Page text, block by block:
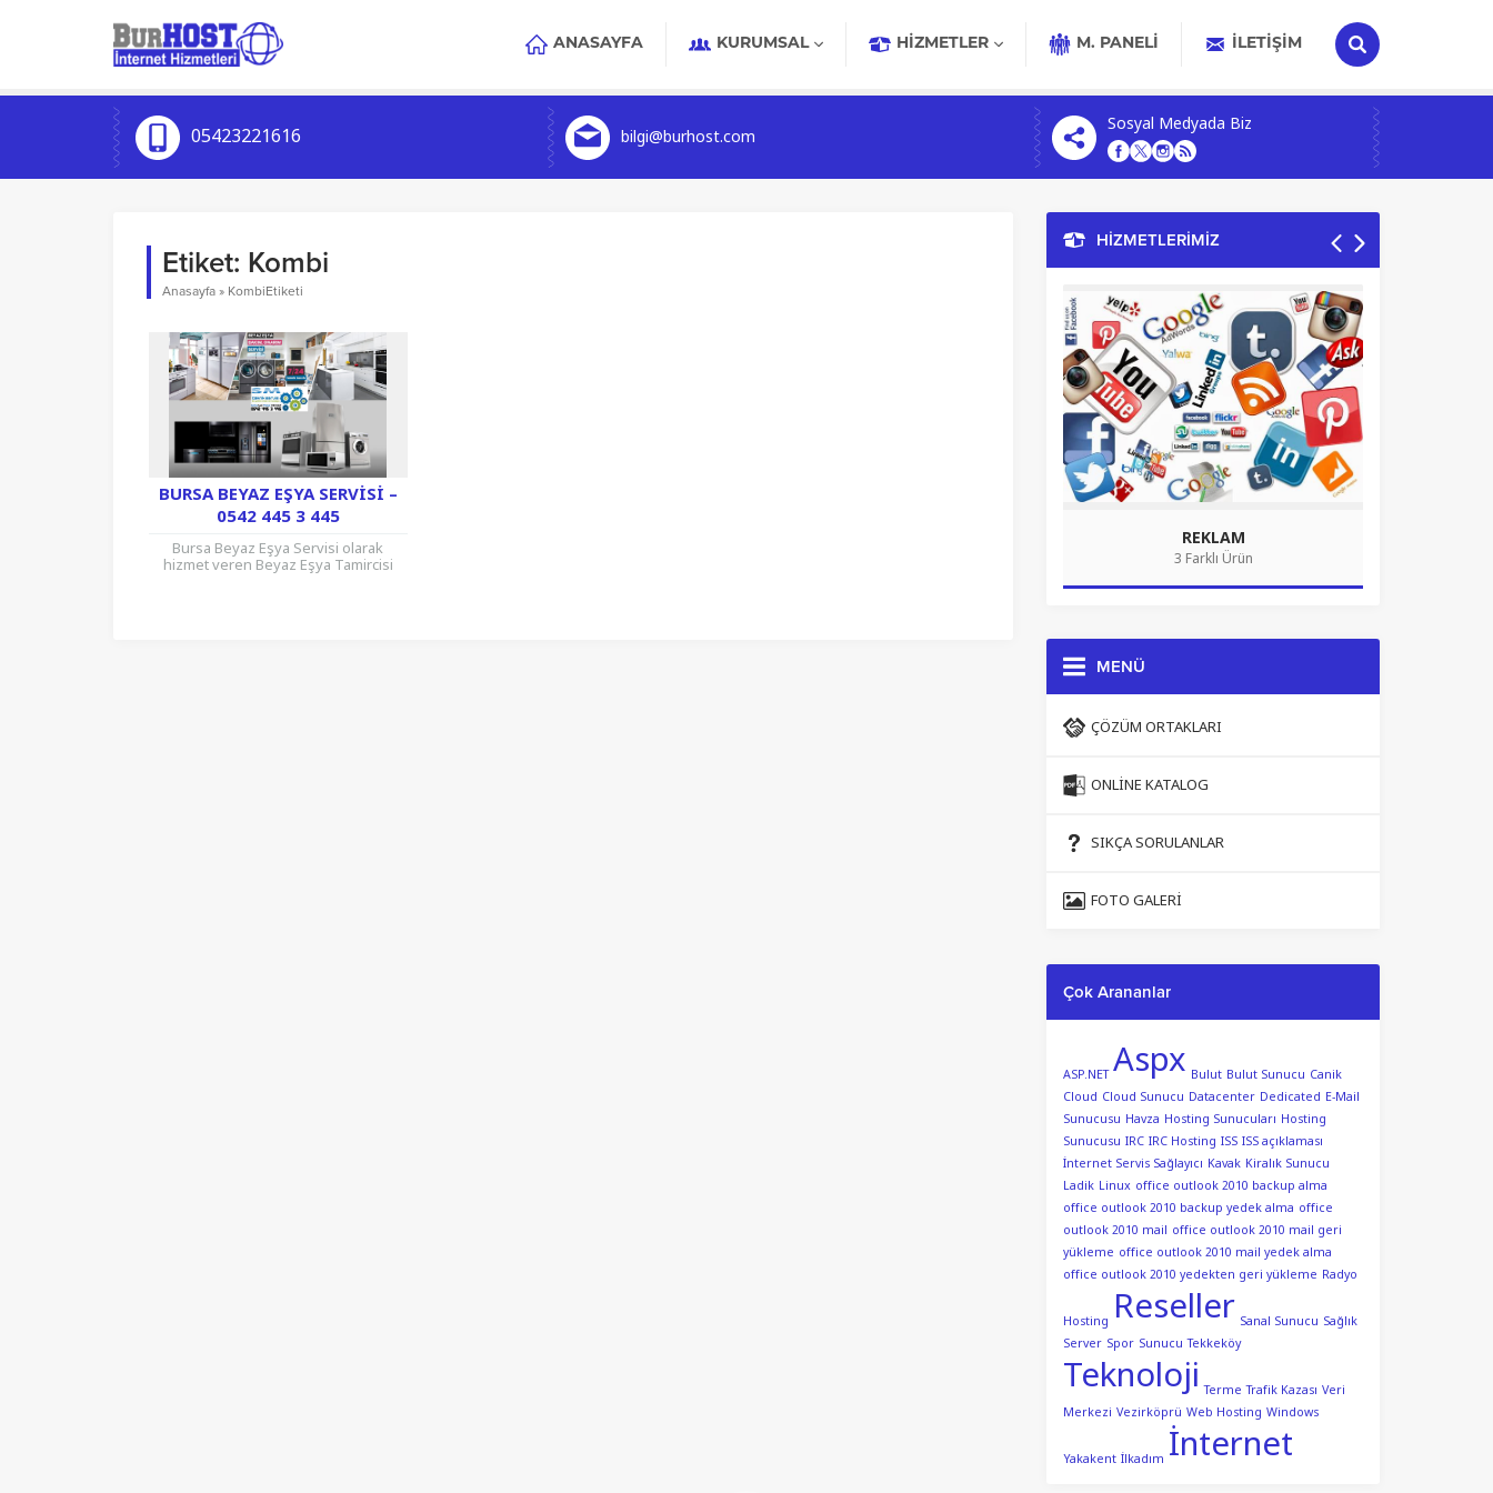
ANASAYFA KURUMSAL HIZMETLER M. PANELİ İLETIŞIM
05423221616 bilgi@burhost.com
Sosyal Medyada Biz
Etiket: Kombi
Anasayfa » KombiEtiketi
BURSA BEYAZ EŞYA SERVISI –
0542 445 3 445
Bursa Beyaz Eşya Servisi olarak
hizmet veren Beyaz Eşya Tamircisi
HİZMETLERİMİZ
REKLAM
3 Farklı Ürün
MENÜ
ÇÖZÜM ORTAKLARI
ONLINE KATALOG
SIKÇA SORULANLAR
FOTO GALERI
Çok Arananlar
ASP.NET Aspx Bulut Bulut Sunucu Canik
Cloud Cloud Sunucu Datacenter Dedicated E-Mail
Sunucusu Havza Hosting Sunucuları Hosting
Sunucusu IRC IRC Hosting ISS ISS açıklaması
İnternet Servis Sağlayıcı Kavak Kiralık Sunucu
Ladik Linux office outlook 2010 backup alma
office outlook 2010 backup yedek alma office
outlook 2010 mail office outlook 2010 mail geri
yükleme office outlook 2010 mail yedek alma
office outlook 2010 yedekten geri yükleme Radyo
Hosting Reseller Sanal Sunucu Sağlık
Server Spor Sunucu Tekkeköy
Teknoloji Terme Trafik Kazası Veri
Merkezi Vezirköprü Web Hosting Windows
Yakakent İlkadım İnternet